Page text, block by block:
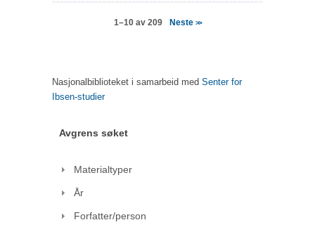
1–10 av 209 Neste >>
Nasjonalbiblioteket i samarbeid med Senter for
Ibsen-studier
Avgrens søket
Materialtyper
År
Forfatter/person